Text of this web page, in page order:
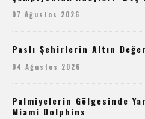
07 Ağustos 2026
Paslı Şehirlerin Altın
04 Ağustos 2026
Palmiyelerin Gölgesinde
Miami Dolphins